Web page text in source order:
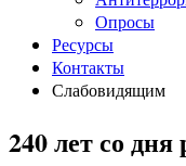
Опросы
Ресурсы
Контакты
Слабовидящим
240 лет со